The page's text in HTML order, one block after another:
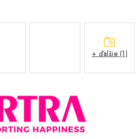
INFORMÁCIE PRE ZÁKAZNÍKOV
+ ďalšie (1)